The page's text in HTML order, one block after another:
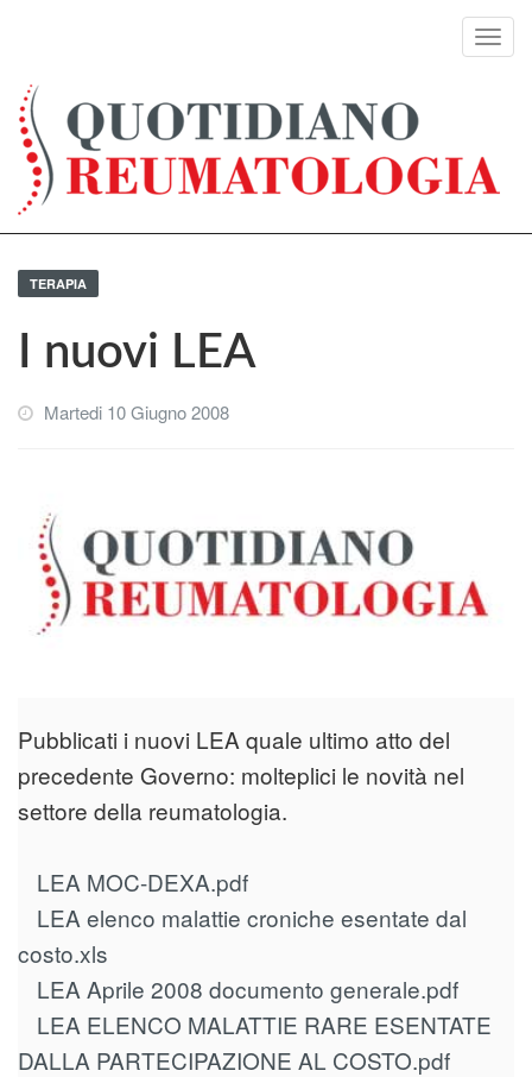
TERAPIA
I nuovi LEA
Martedi 10 Giugno 2008
Pubblicati i nuovi LEA quale ultimo atto del
precedente Governo: molteplici le novità nel
settore della reumatologia.
LEA MOC-DEXA.pdf
LEA elenco malattie croniche esentate dal
costo.xls
LEA Aprile 2008 documento generale.pdf
LEA ELENCO MALATTIE RARE ESENTATE
DALLA PARTECIPAZIONE AL COSTO.pdf